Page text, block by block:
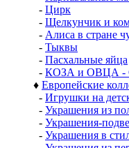
- Цирк
- Щелкунчик и
- Алиса в стране
- Тыквы
- Пасхальные яйца
- КОЗА и ОВЦА -
♦ Европейские
- Игрушки на
- Украшения из
- Украшения-
- Украшения в